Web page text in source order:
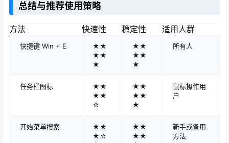
总结与推荐使用策略
方法 快速性 稳定性 适用人群
快捷键 Win + E
★★
★★
★
★★
★★
★
所有人
任务栏图标
★★
★★
☆
★★
★★
★
鼠标操作用
户
开始菜单搜索
★★
★☆
★★
★★
新手或备用
方法